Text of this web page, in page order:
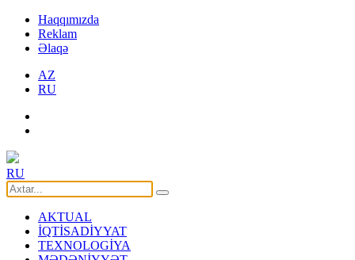
Haqqımızda
Reklam
Əlaqə
AZ
RU
RU
AKTUAL
İQTİSADİYYAT
TEXNOLOGİYA